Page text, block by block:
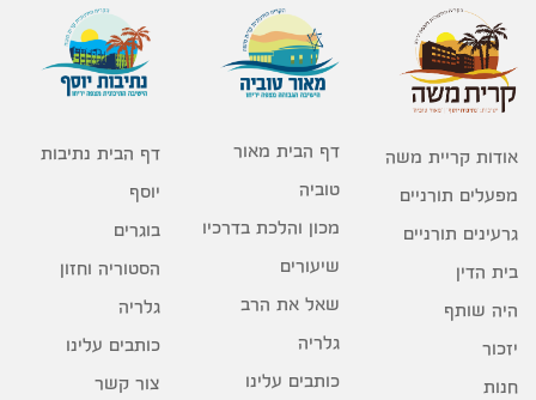
אודות קריית משה
מפעלים תורניים
גרעינים תורניים
בית הדין
היה שותף
יזכור
חנות
דף הבית מאור
טוביה
מכון והלכת בדרכיו
שיעורים
שאל את הרב
גלריה
כותבים עלינו
דף הבית נתיבות
יוסף
בוגרים
הסטוריה וחזון
גלריה
כותבים עלינו
צור קשר